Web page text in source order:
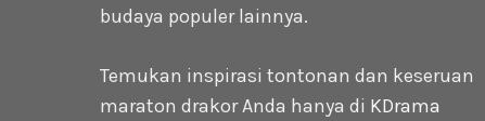
budaya populer lainnya.
Temukan inspirasi tontonan dan keseruan
maraton drakor Anda hanya di KDrama